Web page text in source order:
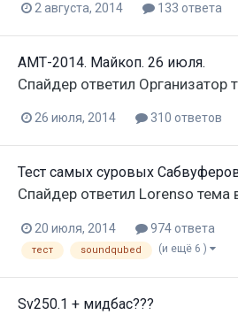
2 августа, 2014 133 ответа
АМТ-2014. Майкоп. 26 июля.
Спайдер ответил Организатор
26 июля, 2014 310 ответов
Тест самых суровых
Спайдер ответил Lorenso тема
20 июля, 2014 974 ответа
тест soundqubed (и ещё 6 )
Sv250.1 + мидбас???